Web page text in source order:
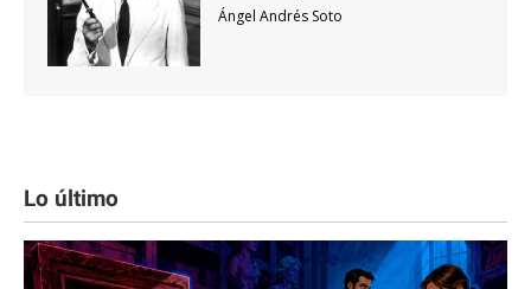
Ángel Andrés Soto
Lo último